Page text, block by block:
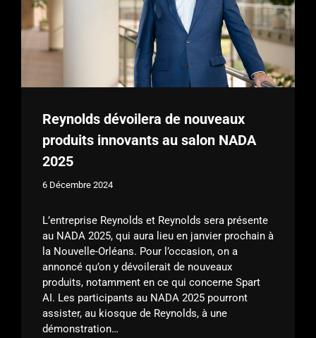
Reynolds dévoilera de nouveaux
produits innovants au salon NADA
2025
6 Décembre 2024
L’entreprise Reynolds et Reynolds sera présente
au NADA 2025, qui aura lieu en janvier prochain à
la Nouvelle-Orléans. Pour l’occasion, on a
annoncé qu’on y dévoilerait de nouveaux
produits, notamment en ce qui concerne Spart
AI. Les participants au NADA 2025 pourront
assister, au kiosque de Reynolds, à une
démonstration…